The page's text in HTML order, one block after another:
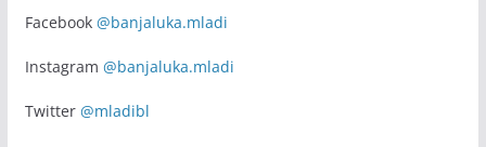
Facebook @banjaluka.mladi
Instagram @banjaluka.mladi
Twitter @mladibl